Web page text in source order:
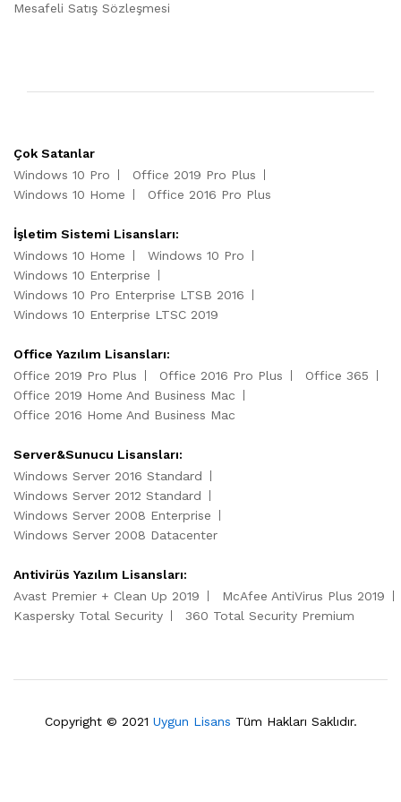
Mesafeli Satış Sözleşmesi
Çok Satanlar
Windows 10 Pro
Office 2019 Pro Plus
Windows 10 Home
Office 2016 Pro Plus
İşletim Sistemi Lisansları:
Windows 10 Home
Windows 10 Pro
Windows 10 Enterprise
Windows 10 Pro Enterprise LTSB 2016
Windows 10 Enterprise LTSC 2019
Office Yazılım Lisansları:
Office 2019 Pro Plus
Office 2016 Pro Plus
Office 365
Office 2019 Home And Business Mac
Office 2016 Home And Business Mac
Server&Sunucu Lisansları:
Windows Server 2016 Standard
Windows Server 2012 Standard
Windows Server 2008 Enterprise
Windows Server 2008 Datacenter
Antivirüs Yazılım Lisansları:
Avast Premier + Clean Up 2019
McAfee AntiVirus Plus 2019
Kaspersky Total Security
360 Total Security Premium
Copyright © 2021 Uygun Lisans Tüm Hakları Saklıdır.